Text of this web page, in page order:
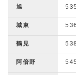
旭
城東
鶴見
阿倍野